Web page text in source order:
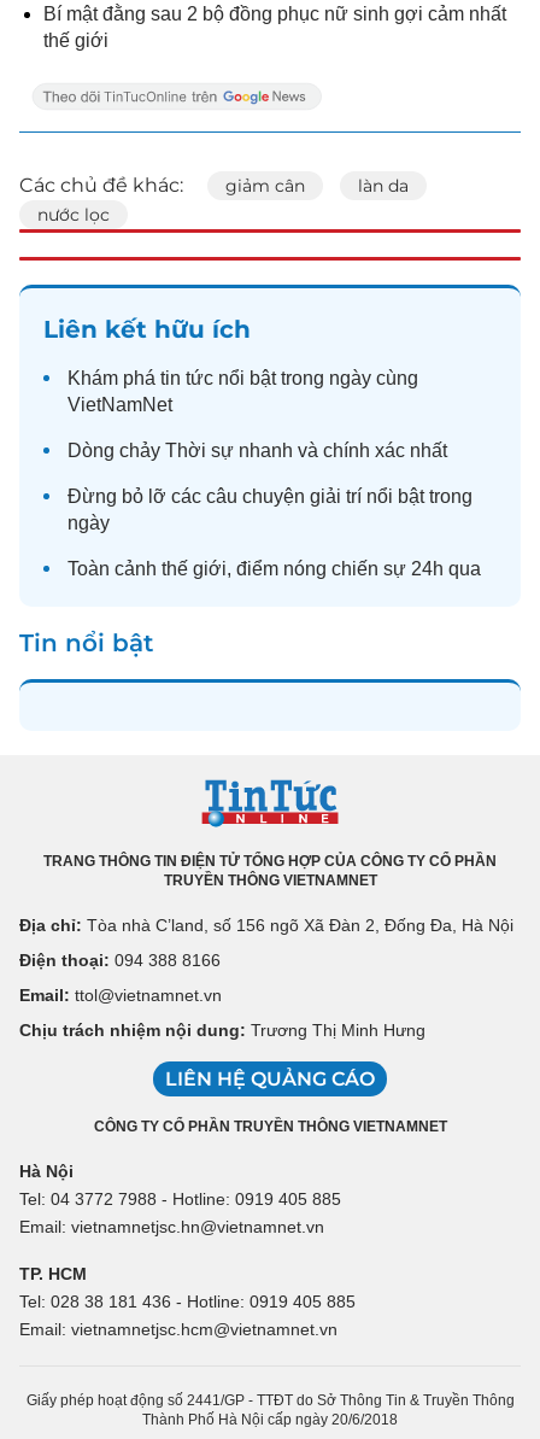
Bí mật đằng sau 2 bộ đồng phục nữ sinh gợi cảm nhất
thế giới
Các chủ đề khác: giảm cân
làn da
nước lọc
Liên kết hữu ích
Khám phá tin tức nổi bật trong ngày cùng
VietNamNet
Dòng chảy Thời sự nhanh và chính xác nhất
Đừng bỏ lỡ các câu chuyện giải trí nổi bật trong
ngày
Toàn cảnh thế giới, điểm nóng chiến sự 24h qua
Tin nổi bật
TRANG THÔNG TIN ĐIỆN TỬ TỔNG HỢP CỦA CÔNG TY CỔ PHẦN
TRUYỀN THÔNG VIETNAMNET
Địa chỉ: Tòa nhà C’land, số 156 ngõ Xã Đàn 2, Đống Đa, Hà Nội
Điện thoại: 094 388 8166
Email: ttol@vietnamnet.vn
Chịu trách nhiệm nội dung: Trương Thị Minh Hưng
LIÊN HỆ QUẢNG CÁO
CÔNG TY CỔ PHẦN TRUYỀN THÔNG VIETNAMNET
Hà Nội
Tel: 04 3772 7988 - Hotline: 0919 405 885
Email: vietnamnetjsc.hn@vietnamnet.vn
TP. HCM
Tel: 028 38 181 436 - Hotline: 0919 405 885
Email: vietnamnetjsc.hcm@vietnamnet.vn
Giấy phép hoạt động số 2441/GP - TTĐT do Sở Thông Tin & Truyền Thông
Thành Phố Hà Nội cấp ngày 20/6/2018